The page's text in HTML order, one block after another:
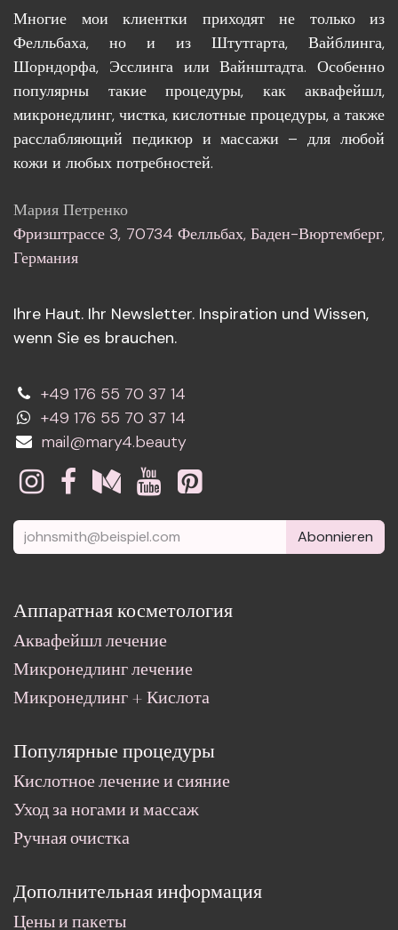
Многие мои клиентки приходят не только из
Фелльбаха, но и из Штутгарта, Вайблинга,
Шорндорфа, Эсслинга или Вайнштадта. Особенно
популярны такие процедуры, как аквафейшл,
микронедлинг, чистка, кислотные процедуры, а также
расслабляющий педикюр и массажи – для любой
кожи и любых потребностей.
Мария Петренко
Фризштрассе 3, 70734 Фелльбах, Баден-Вюртемберг,
Германия
Ihre Haut. Ihr Newsletter. Inspiration und Wissen,
wenn Sie es brauchen.
+49 176 55 70 37 14
+49 176 55 70 37 14
mail@mary4.beauty
Abonnieren
Аппаратная косметология
Аквафейшл лечение
Микронедлинг лечение
Микронедлинг + Кислота
Популярные процедуры
Кислотное лечение и сияние
Уход за ногами и массаж
Ручная очистка
Дополнительная информация
Цены и пакеты